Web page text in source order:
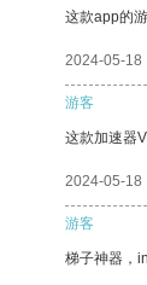
这款app的
2024-05-18
游客
这款加速器
2024-05-18
游客
梯子神器，